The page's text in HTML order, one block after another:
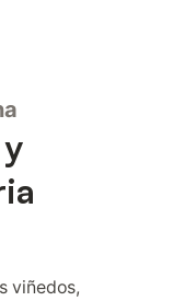
viñedos,